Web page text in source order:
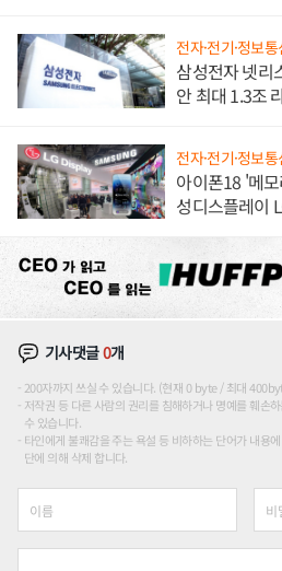
전자·전기·정보통
삼성전자 넷리
안 최대 1.3조
전자·전기·정보통
아이폰18 '메
성디스플레이
기사댓글0개
200자까지 쓰실 수 있습니다. (현재 0 byte / 최대
저작권 등 다른 사람의 권리를 침해하거나 명예를 훼손
수 있습니다.
타인에게 불쾌감을 주는 욕설 등 비하하는 단어가 내용
단에 의해 삭제 합니다.